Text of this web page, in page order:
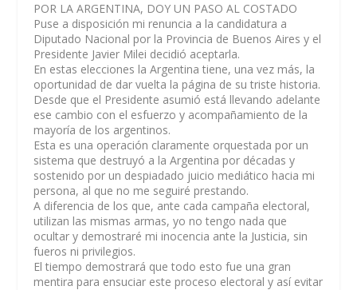
POR LA ARGENTINA, DOY UN PASO AL COSTADO
Puse a disposición mi renuncia a la candidatura a
Diputado Nacional por la Provincia de Buenos Aires y el
Presidente Javier Milei decidió aceptarla.
En estas elecciones la Argentina tiene, una vez más, la
oportunidad de dar vuelta la página de su triste historia.
Desde que el Presidente asumió está llevando adelante
ese cambio con el esfuerzo y acompañamiento de la
mayoría de los argentinos.
Esta es una operación claramente orquestada por un
sistema que destruyó a la Argentina por décadas y
sostenido por un despiadado juicio mediático hacia mi
persona, al que no me seguiré prestando.
A diferencia de los que, ante cada campaña electoral,
utilizan las mismas armas, yo no tengo nada que
ocultar y demostraré mi inocencia ante la Justicia, sin
fueros ni privilegios.
El tiempo demostrará que todo esto fue una gran
mentira para ensuciar este proceso electoral y así evitar